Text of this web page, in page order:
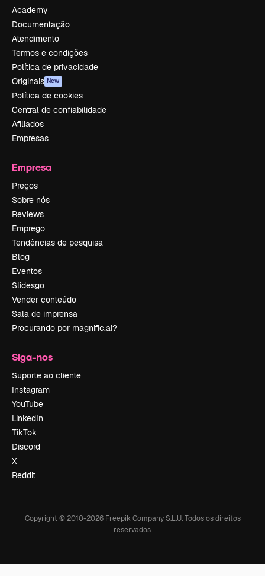
Academy
Documentação
Atendimento
Termos e condições
Política de privacidade
Originais New
Política de cookies
Central de confiabilidade
Afiliados
Empresas
Empresa
Preços
Sobre nós
Reviews
Emprego
Tendências de pesquisa
Blog
Eventos
Slidesgo
Vender conteúdo
Sala de imprensa
Procurando por magnific.ai?
Siga-nos
Suporte ao cliente
Instagram
YouTube
LinkedIn
TikTok
Discord
X
Reddit
Copyright © 2010-2026Freepik Company S.L.U. Todos os direitos
reservados.